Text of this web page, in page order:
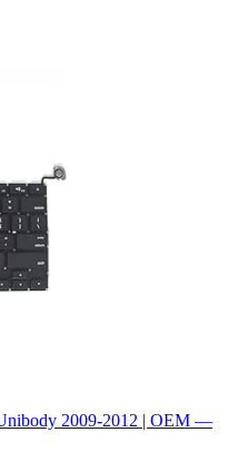
2009-2012 | OEM —